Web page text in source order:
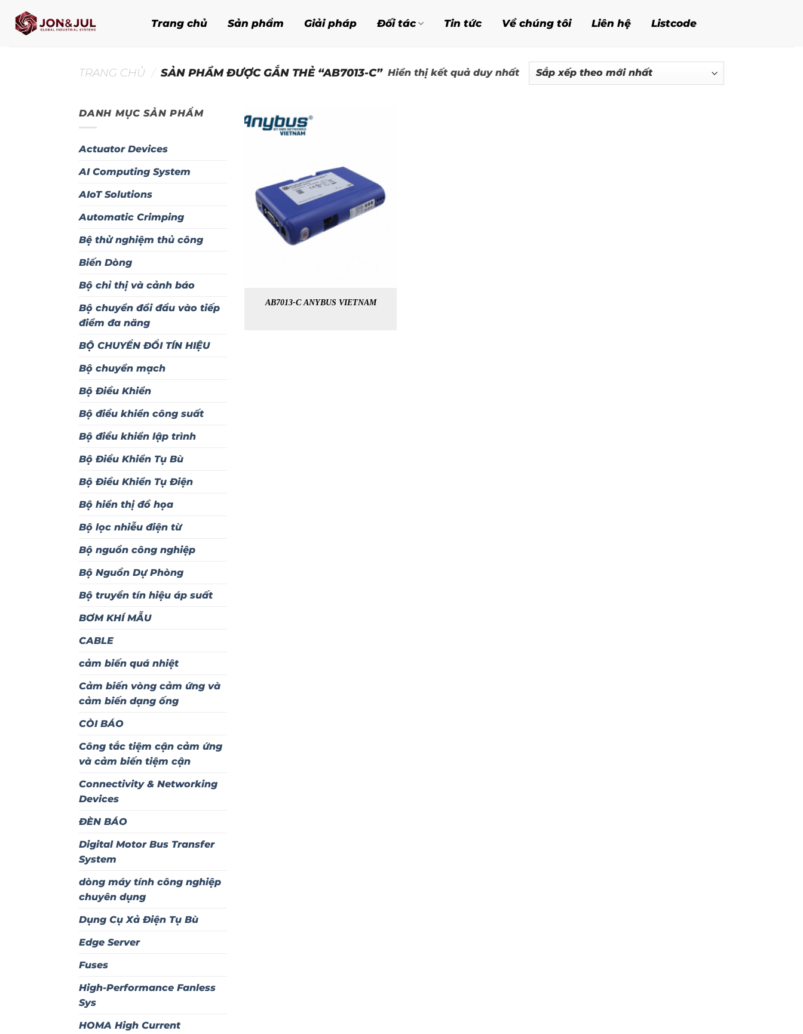
qua
Trang chủ Sản phẩm Giải pháp Đối tác Tin tức Về chúng tôi Liên hệ Listcode
TRANG CHỦ / SẢN PHẨM ĐƯỢC GẮN THẺ “AB7013-C” Hiển thị kết quả duy nhất
DANH MỤC SẢN PHẨM
Actuator Devices
AI Computing System
AIoT Solutions
Automatic Crimping
Bệ thử nghiệm thủ công
Biến Dòng
Bộ chỉ thị và cảnh báo
Bộ chuyển đổi đầu vào tiếp
điểm đa năng
BỘ CHUYỂN ĐỔI TÍN HIỆU
Bộ chuyển mạch
Bộ Điều Khiển
Bộ điều khiển công suất
Bộ điều khiển lập trình
Bộ Điều Khiển Tụ Bù
Bộ Điều Khiển Tụ Điện
Bộ hiển thị đồ họa
Bộ lọc nhiễu điện từ
Bộ nguồn công nghiệp
Bộ Nguồn Dự Phòng
Bộ truyền tín hiệu áp suất
BƠM KHÍ MẪU
CABLE
cảm biến quá nhiệt
Cảm biến vòng cảm ứng và
cảm biến dạng ống
CÒI BÁO
Công tắc tiệm cận cảm ứng
và cảm biến tiệm cận
Connectivity & Networking
Devices
ĐÈN BÁO
Digital Motor Bus Transfer
System
dòng máy tính công nghiệp
chuyên dụng
Dụng Cụ Xả Điện Tụ Bù
Edge Server
Fuses
High-Performance Fanless
Sys
HOMA High Current
AB7013-C ANYBUS VIETNAM